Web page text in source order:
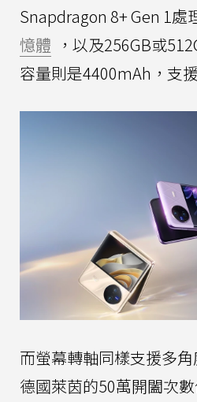
Snapdragon 8+ Gen 1處
憶體 ，以及256GB或
容量則是4400mAh，支
而螢幕轉軸同樣支援多
德國萊茵的50萬開闔次